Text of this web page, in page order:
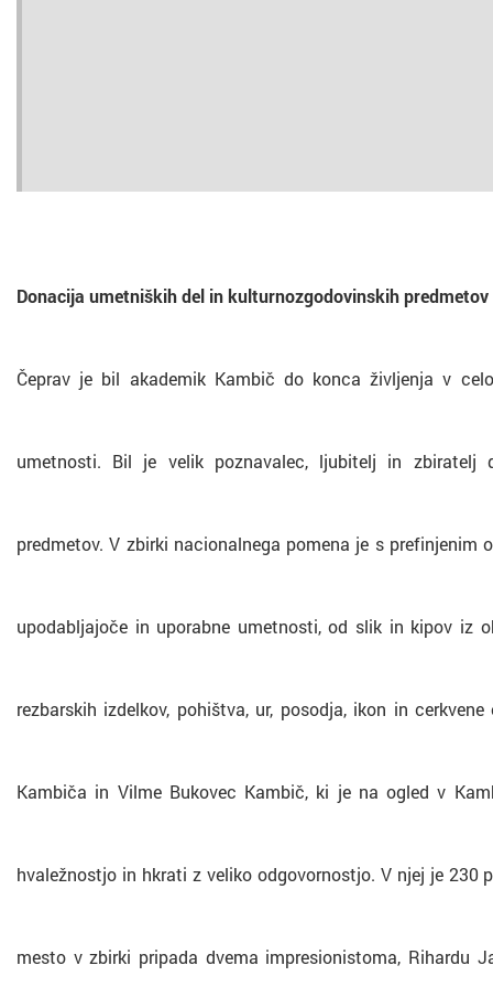
Donacija umetniških del in kulturnozgodovinskih predmetov
Čeprav je bil akademik Kambič do konca življenja v
umetnosti. Bil je velik poznavalec, ljubitelj in zbiratelj
predmetov. V zbirki nacionalnega pomena je s
upodabljajoče in uporabne umetnosti, od slik in kipov iz
rezbarskih izdelkov, pohištva, ur, posodja, ikon in
Kambiča in Vilme Bukovec Kambič, ki je na ogled v
hvaležnostjo in hkrati z veliko odgovornostjo. V njej je 230
mesto v zbirki pripada dvema impresionistoma,